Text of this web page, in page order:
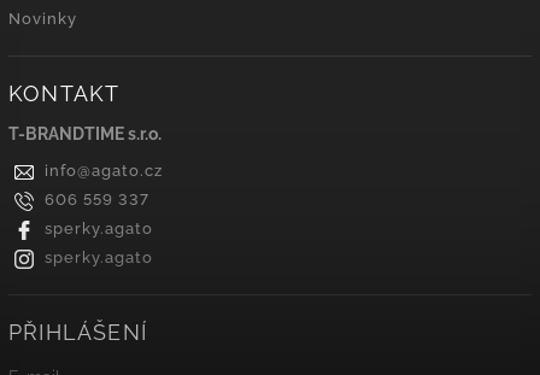
Novinky
KONTAKT
T-BRANDTIME s.r.o.
info@agato.cz
606 559 337
sperky.agato
sperky.agato
PŘIHLÁŠENÍ